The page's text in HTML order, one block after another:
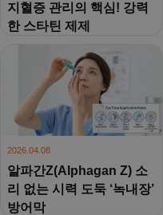
지혈증 관리의 핵심! 강력
한 스타틴 제제
2026.04.08
알파간Z(Alphagan Z) 소
리 없는 시력 도둑 ‘녹내장’
방어막